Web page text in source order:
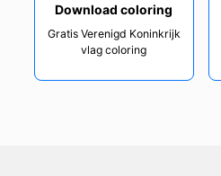
Download coloring
Gratis Verenigd Koninkrijk
vlag coloring